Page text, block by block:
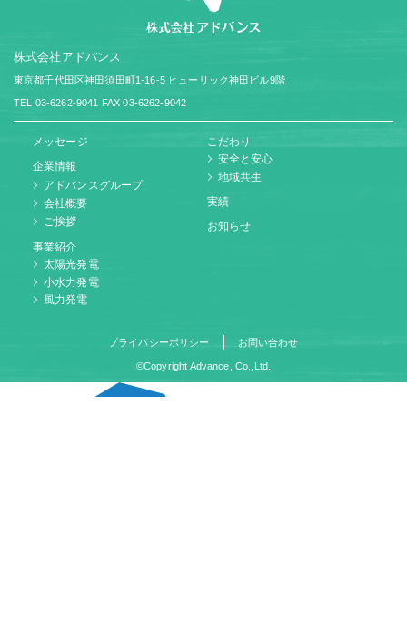
株式会社アドバンス
東京都千代田区神田須田町1-16-5 ヒューリック神田ビル9階
TEL 03-6262-9041 FAX 03-6262-9042
メッセージ
企業情報
アドバンスグループ
会社概要
ご挨拶
事業紹介
太陽光発電
小水力発電
風力発電
こだわり
安全と安心
地域共生
実績
お知らせ
プライバシーポリシー お問い合わせ
©Copyright Advance, Co.,Ltd.